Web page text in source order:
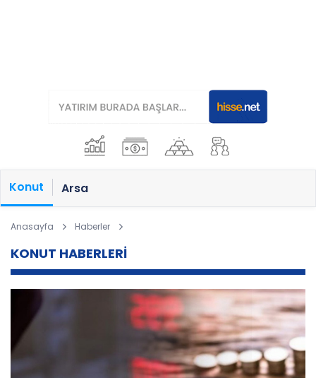
Konut Arsa
Anasayfa Haberler
KONUT HABERLERİ